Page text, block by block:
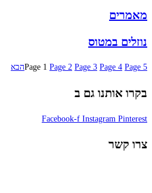
מאמרים
נוזלים במטוס
Page 1 Page 2 Page 3 Page 4 Page 5 הבא
בקרו אותנו גם ב
Facebook-f Instagram Pinterest
צרו קשר